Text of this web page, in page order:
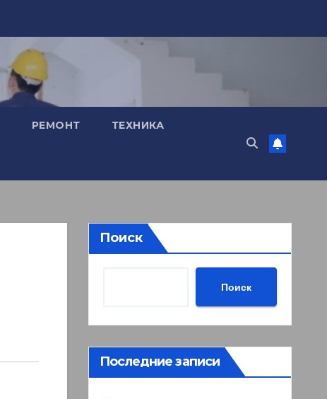
РЕМОНТ ТЕХНИКА
Поиск
Поиск
Последние записи